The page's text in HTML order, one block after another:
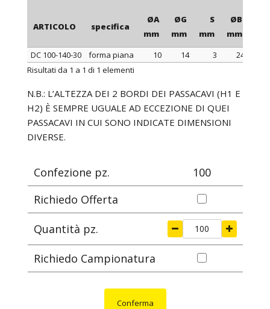
ARTICOLO specifica
ØA
mm
ØG
mm
S
mm
ØB
mm
ARTICOLO specifica
DC 100-140-30 forma piana 10 14 3 24
Risultati da 1 a 1 di 1 elementi
N.B.: L’ALTEZZA DEI 2 BORDI DEI PASSACAVI (H1 E
H2) È SEMPRE UGUALE AD ECCEZIONE DI QUEI
PASSACAVI IN CUI SONO INDICATE DIMENSIONI
DIVERSE.
Confezione pz.
100
Richiedo Offerta
Quantità pz.
Richiedo Campionatura
Conferma